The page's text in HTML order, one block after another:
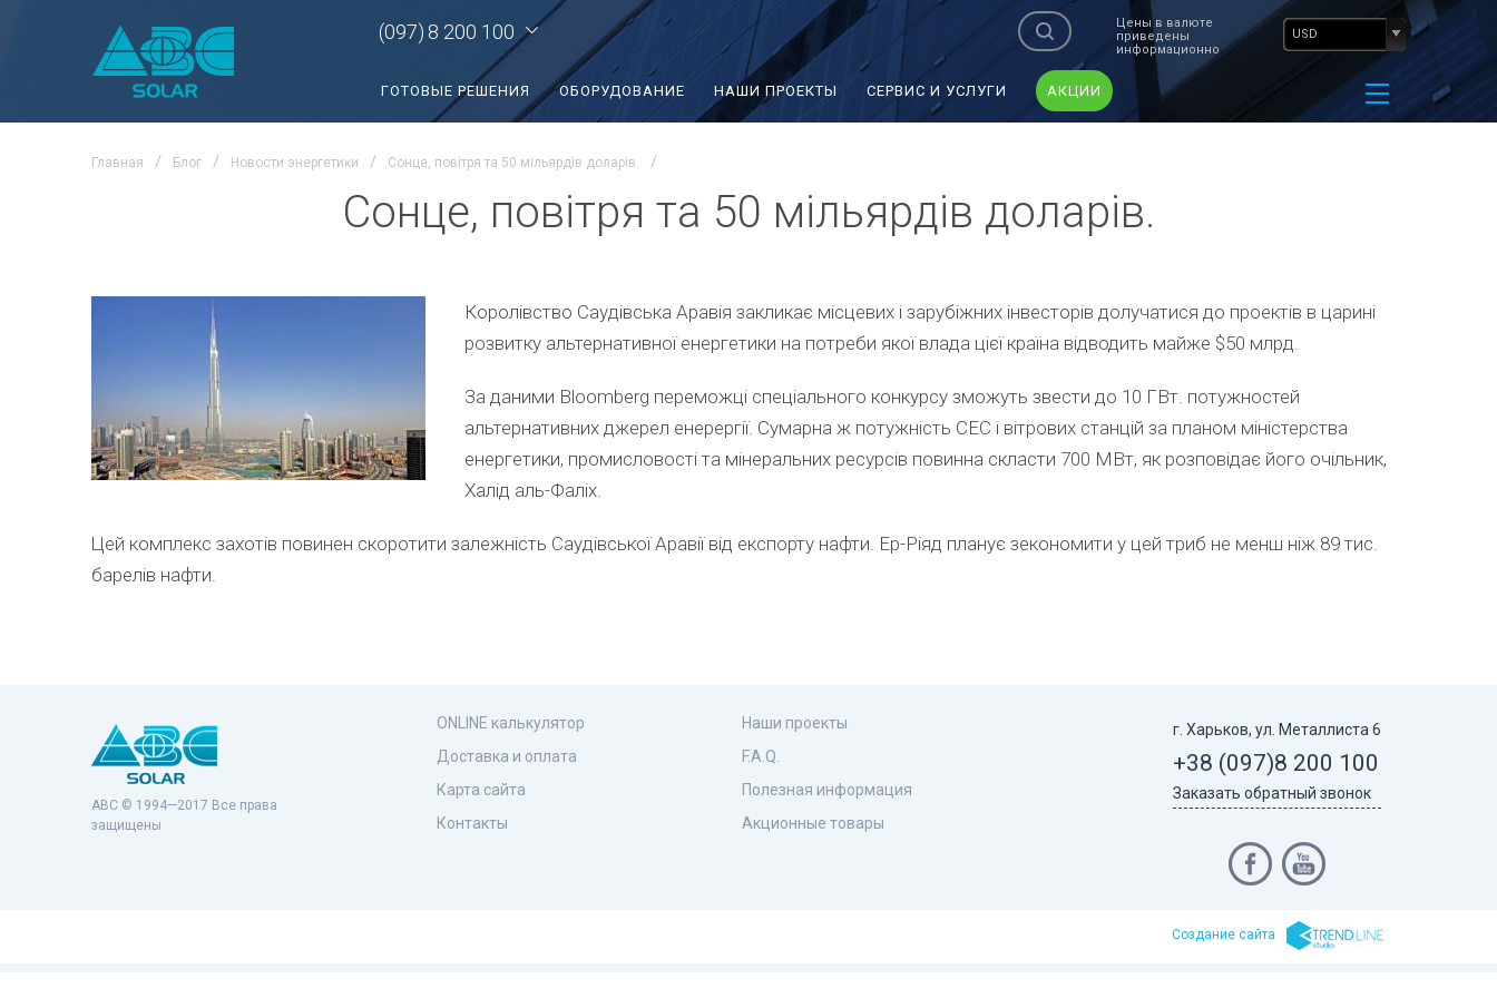
(097) 8 200 100
Цены в валюте
приведены
информационно
USD
ГОТОВЫЕ РЕШЕНИЯ ОБОРУДОВАНИЕ НАШИ ПРОЕКТЫ СЕРВИС И УСЛУГИ АКЦИИ
Главная Блог Новости энергетики Сонце, повітря та 50 мільярдів доларів.
Сонце, повітря та 50 мільярдів доларів.
Королівство Саудівська Аравія закликає місцевих і зарубіжних інвесторів долучатися до проектів в царині
розвитку альтернативної енергетики на потреби якої влада цієї країна відводить майже $50 млрд.
За даними Bloomberg переможці спеціального конкурсу зможуть звести до 10 ГВт. потужностей
альтернативних джерел енерергії. Сумарна ж потужність СЕС і вітрових станцій за планом міністерства
енергетики, промисловості та мінеральних ресурсів повинна скласти 700 МВт, як розповідає його очільник,
Халід аль-Фаліх.
Цей комплекс захотів повинен скоротити залежність Саудівської Аравії від експорту нафти. Ер-Ріяд планує зекономити у цей триб не менш ніж 89 тис.
барелів нафти.
ABC © 1994—2017 Все права
защищены
ONLINE калькулятор
Доставка и оплата
Карта сайта
Контакты
Наши проекты
F.A.Q.
Полезная информация
Акционные товары
г. Харьков, ул. Металлиста 6
+38 (097)8 200 100
Заказать обратный звонок
Cоздание сайта